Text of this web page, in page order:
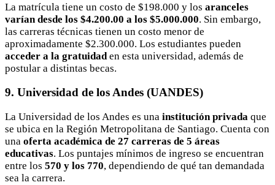
La matrícula tiene un costo de $198.000 y los aranceles
varían desde los $4.200.00 a los $5.000.000. Sin embargo,
las carreras técnicas tienen un costo menor de
aproximadamente $2.300.000. Los estudiantes pueden
acceder a la gratuidad en esta universidad, además de
postular a distintas becas.
9. Universidad de los Andes (UANDES)
La Universidad de los Andes es una institución privada que
se ubica en la Región Metropolitana de Santiago. Cuenta con
una oferta académica de 27 carreras de 5 áreas
educativas. Los puntajes mínimos de ingreso se encuentran
entre los 570 y los 770, dependiendo de qué tan demandada
sea la carrera.